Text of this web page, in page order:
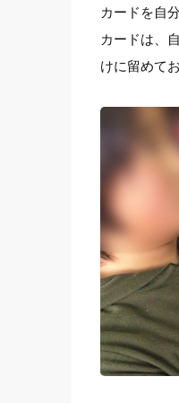
カードを自
カードは、
けに留めてお